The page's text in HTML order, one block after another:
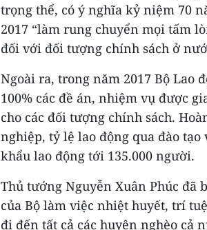
trọng thể, có ý nghĩa kỷ niệm 70
2017 “làm rung chuyển mọi tấm
đối với đối tượng chính sách ở
Ngoài ra, trong năm 2017 Bộ Lao
100% các đề án, nhiệm vụ được
cho các đối tượng chính sách.
nghiệp, tỷ lệ lao động qua đào
khẩu lao động tới 135.000 người.
Thủ tướng Nguyễn Xuân Phúc đã
của Bộ làm việc nhiệt huyết, trí
đi đến tất cả các huyện nghèo cả